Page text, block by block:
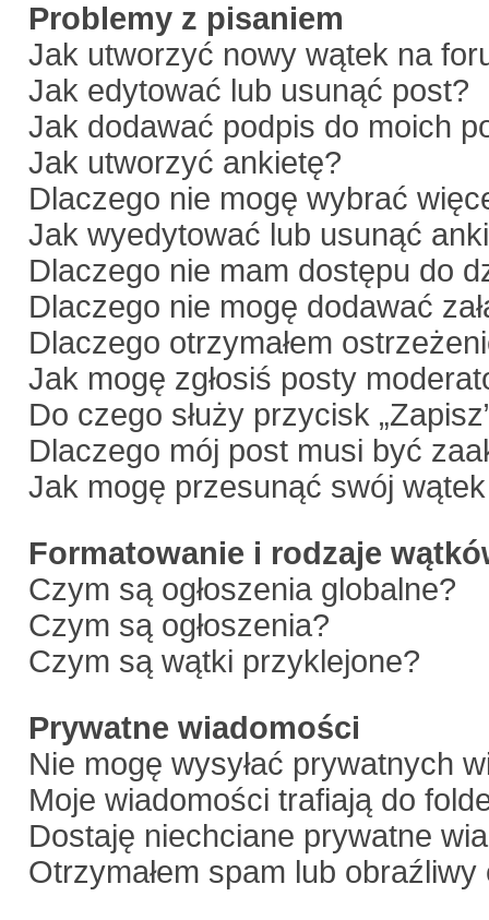
Problemy z pisaniem
Jak utworzyć nowy wątek na
Jak edytować lub usunąć post?
Jak dodawać podpis do moich
Jak utworzyć ankietę?
Dlaczego nie mogę wybrać
Jak wyedytować lub usunąć
Dlaczego nie mam dostępu do
Dlaczego nie mogę dodawać
Dlaczego otrzymałem
Jak mogę zgłosiś posty
Do czego służy przycisk
Dlaczego mój post musi być
Jak mogę przesunąć swój
Formatowanie i rodzaje
Czym są ogłoszenia globalne?
Czym są ogłoszenia?
Czym są wątki przyklejone?
Prywatne wiadomości
Nie mogę wysyłać prywatnych
Moje wiadomości trafiają do
Dostaję niechciane prywatne
Otrzymałem spam lub